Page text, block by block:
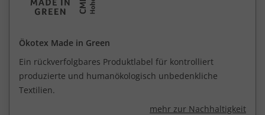
Ökotex Made in Green
Ein rückverfolgbares Produktlabel für kontrolliert
produzierte und humanökologisch unbedenkliche
Textilien.
mehr zur Nachhaltigkeit